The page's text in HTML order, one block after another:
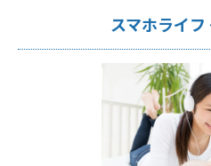
スマホライ